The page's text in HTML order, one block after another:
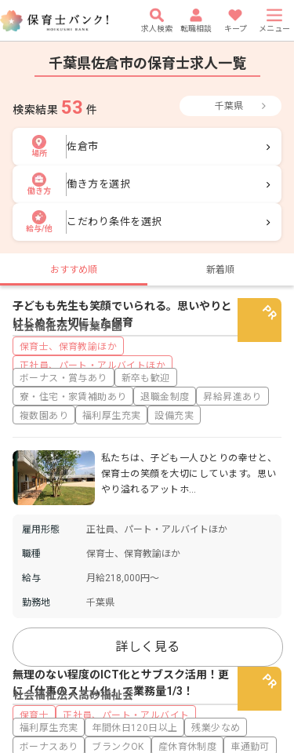
求人検索 転職相談 キープ メニュー
千葉県佐倉市の保育士求人一覧
検索結果 53 件 千葉県
場所
佐倉市
働き方
働き方を選択
給与/他
こだわり条件を選択
おすすめ順 新着順
社会福祉法人青葉学園
保育士、保育教諭ほか
正社員、パート・アルバイトほか
子どもも先生も笑顔でいられる。思いやりと
けじめを大切にした保育
ボーナス・賞与あり
新卒も歓迎
寮・住宅・家賃補助あり
退職金制度
昇給昇進あり
複数園あり
福利厚生充実 設備充実
私たちは、子ども一人ひとりの幸せと、
保育士の笑顔を大切にしています。思い
やり溢れるアットホ…
雇用形態 正社員、パート・アルバイトほか
職種 保育士、保育教諭ほか
給与 月給218,000円～
勤務地 千葉県
詳しく見る
社会福祉法人高砂福祉会
保育士 正社員、パート・アルバイト
無理のない程度のICT化とサブスク活用！更
に「仕事のスリム化」で業務量1/3！
福利厚生充実 年間休日120日以上
残業少なめ
ボーナスあり
ブランクOK 産休育休制度
車通勤可